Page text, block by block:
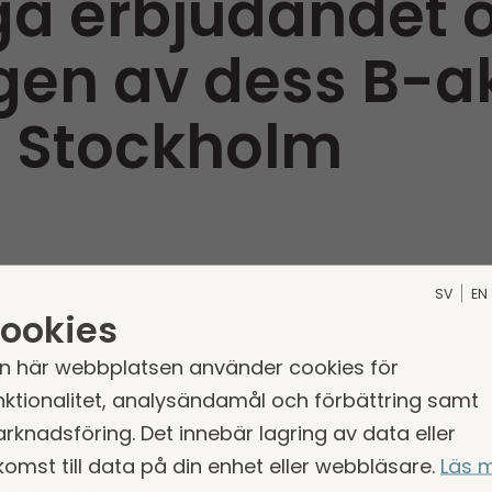
av dess B-
PUBLICERING ELLER DISTRIBUTION, DIREKT
ELLER JAPAN ELLER NÅGON ANNAN
DETTA PRESSMEDDELANDE.
SV EN
här webbplatsen använder cookies för
analysändamål och förbättring samt
Det innebär lagring av data eller
till data på din enhet eller webbläsare. Läs